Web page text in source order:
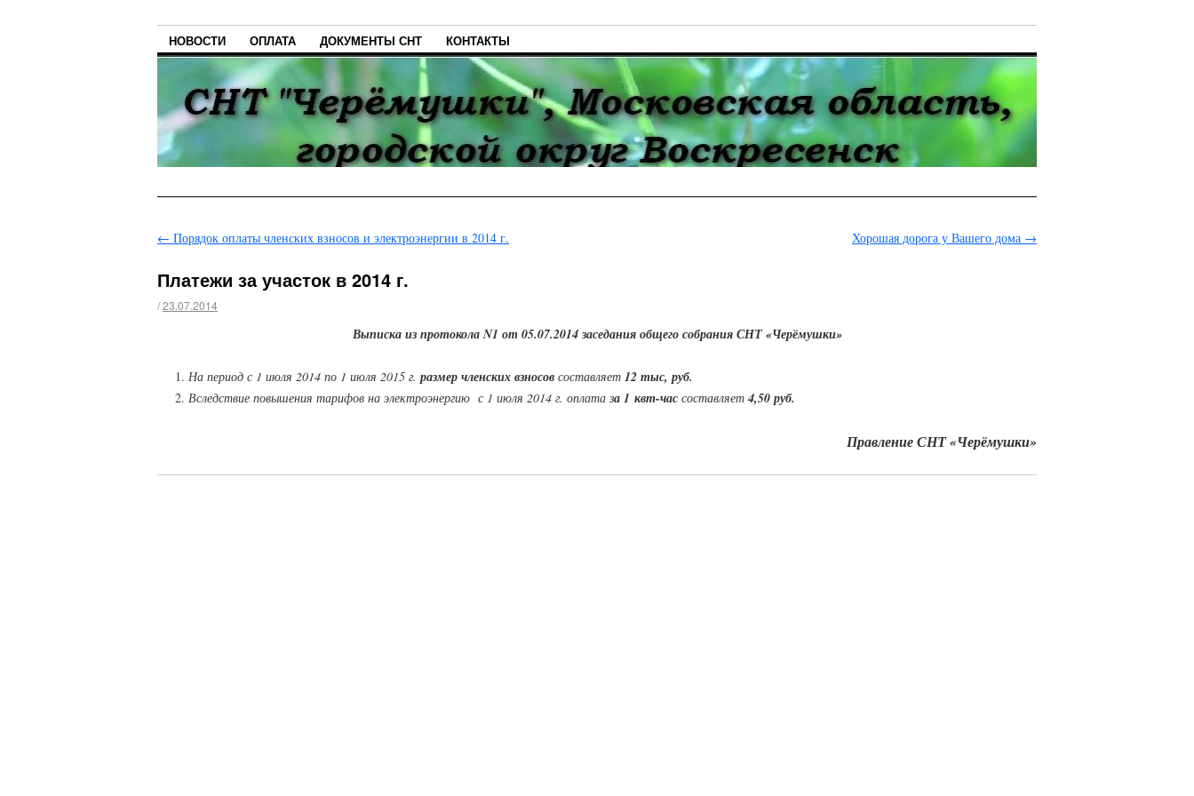
НОВОСТИ ОПЛАТА ДОКУМЕНТЫ СНТ КОНТАКТЫ
← Порядок оплаты членских взносов и электроэнергии в 2014 г. Хорошая дорога у Вашего дома →
Платежи за участок в 2014 г.
/23.07.2014
Выписка из протокола N1 от 05.07.2014 заседания общего собрания СНТ «Черёмушки»
На период с 1 июля 2014 по 1 июля 2015 г. размер членских взносов составляет 12 тыс, руб.
Вследствие повышения тарифов на электроэнергию с 1 июля 2014 г. оплата за 1 квт-час составляет 4,50 руб.
Правление СНТ «Черёмушки»